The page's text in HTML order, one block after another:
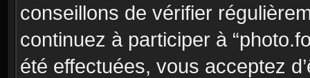
conseillons de vérifier
continuez à participer à
été effectuées, vous acceptez